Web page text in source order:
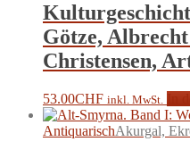
Götze,
Christensen,
53.00CHF inkl. MwSt.
AntiquarischAkurgal,